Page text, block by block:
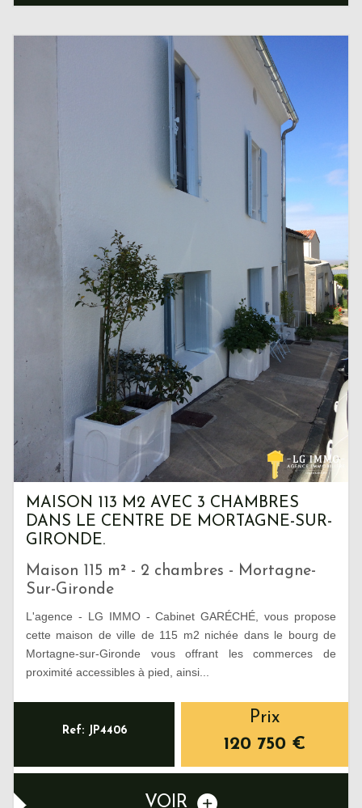
MAISON 113 M2 AVEC 3 CHAMBRES
DANS LE CENTRE DE MORTAGNE-SUR-
GIRONDE.
Maison 115 m² - 2 chambres - Mortagne-
Sur-Gironde
L'agence - LG IMMO - Cabinet GARÉCHÉ, vous propose
cette maison de ville de 115 m2 nichée dans le bourg de
Mortagne-sur-Gironde vous offrant les commerces de
proximité accessibles à pied, ainsi...
Ref: JP4406
Prix
120 750 €
VOIR